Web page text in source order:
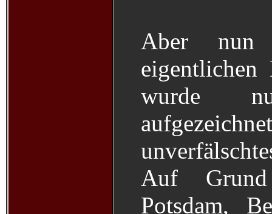
Aber nun
eigentlichen
wurde
Auf
Potsdam,